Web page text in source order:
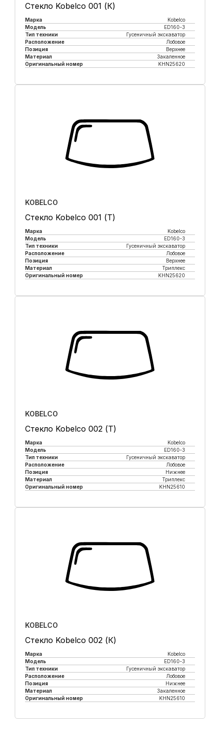
Стекло Kobelco 001 (К)
Марка
Kobelco
Модель
ED160-3
Тип техники
Гусеничный экскаватор
Расположение
Лобовое
Позиция
Верхнее
Материал
Закаленное
Оригинальный номер
KHN25620
KOBELCO
Стекло Kobelco 001 (Т)
Марка
Kobelco
Модель
ED160-3
Тип техники
Гусеничный экскаватор
Расположение
Лобовое
Позиция
Верхнее
Материал
Триплекс
Оригинальный номер
KHN25620
KOBELCO
Стекло Kobelco 002 (Т)
Марка
Kobelco
Модель
ED160-3
Тип техники
Гусеничный экскаватор
Расположение
Лобовое
Позиция
Нижнее
Материал
Триплекс
Оригинальный номер
KHN25610
KOBELCO
Стекло Kobelco 002 (К)
Марка
Kobelco
Модель
ED160-3
Тип техники
Гусеничный экскаватор
Расположение
Лобовое
Позиция
Нижнее
Материал
Закаленное
Оригинальный номер
KHN25610